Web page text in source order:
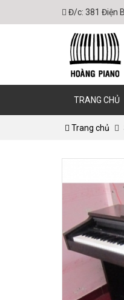
Đ/c: 381 Điện
TRANG CHỦ
Trang chủ